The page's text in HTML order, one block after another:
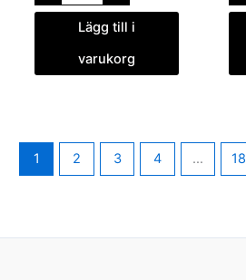
Lägg till i
varukorg
1 2 3 4 … 18